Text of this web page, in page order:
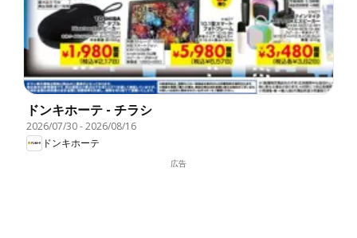
ドンキホーテ - チラシ
2026/07/30-2026/08/16
ドンキホーテ
広告